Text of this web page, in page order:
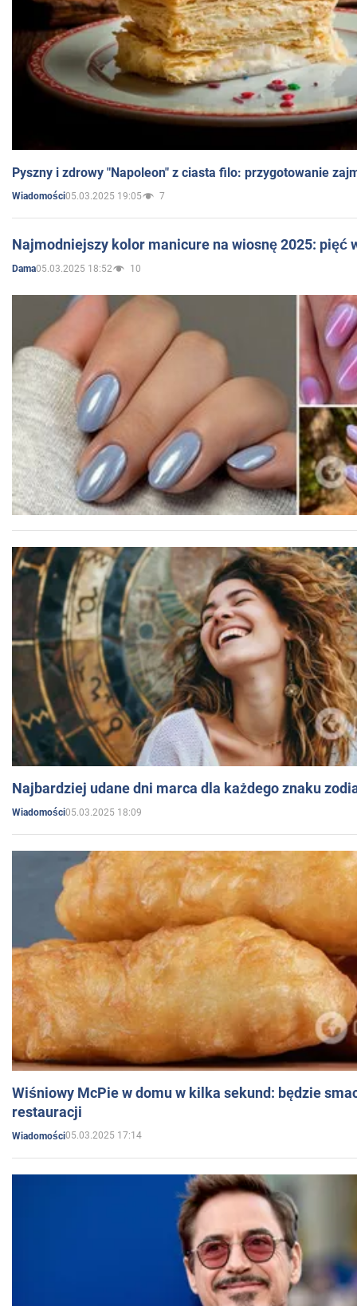
Pyszny i zdrowy "Napoleon" z ciasta filo: przygotowanie
Wiadomości05.03.2025 19:05 7
Najmodniejszy kolor manicure na wiosnę 2025: pięć
Dama05.03.2025 18:52 10
Najbardziej udane dni marca dla każdego znaku
Wiadomości05.03.2025 18:09
Wiśniowy McPie w domu w kilka sekund: będzie
restauracji
Wiadomości05.03.2025 17:14